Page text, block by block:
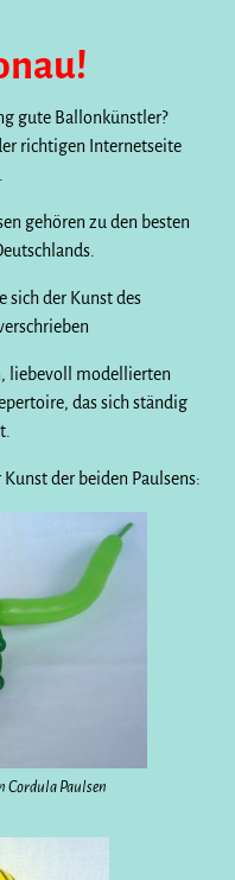
gute Ballonkünstler?
richtigen Internetseite
gehören zu den besten
sich der Kunst des
liebevoll modellierten
das sich ständig
der beiden Paulsens:
Paulsen